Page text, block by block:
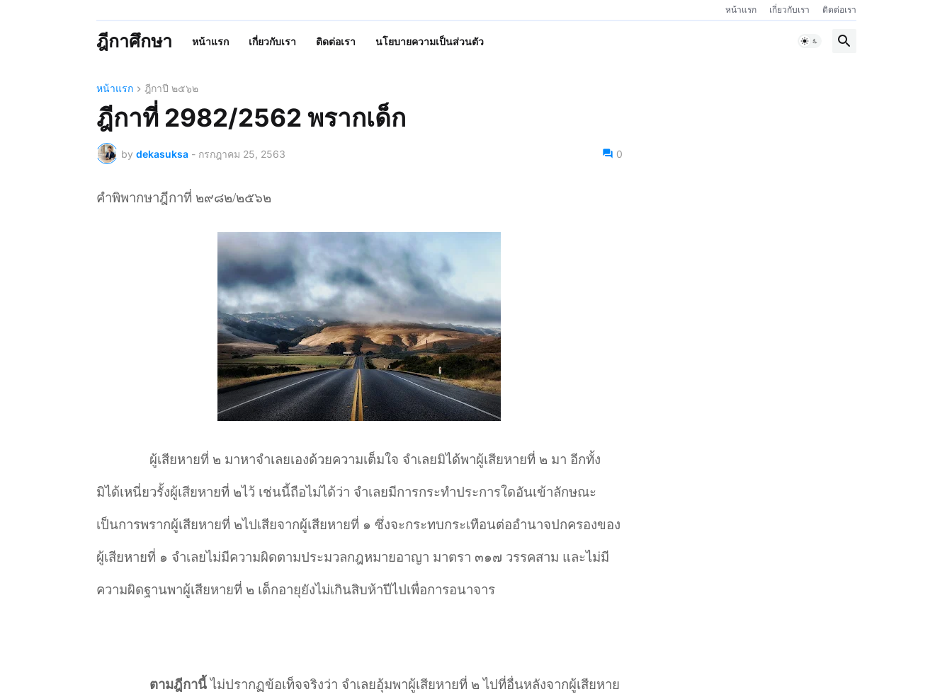
หน้าแรก เกี่ยวกับเรา ติดต่อเรา
ฎีกาศึกษา หน้าแรก เกี่ยวกับเรา ติดต่อเรา นโยบายความเป็นส่วนตัว
หน้าแรก ฎีกาปี ๒๕๖๒
ฎีกาที่ 2982/2562 พรากเด็ก
by dekasuksa - กรกฎาคม 25, 2563 0
คำพิพากษาฎีกาที่ ๒๙๘๒/๒๕๖๒
ผู้เสียหายที่ ๒ มาหาจำเลยเองด้วยความเต็มใจ จำเลยมิได้พาผู้เสียหายที่ ๒ มา อีกทั้ง
มิได้เหนี่ยวรั้งผู้เสียหายที่ ๒ไว้ เช่นนี้ถือไม่ได้ว่า จำเลยมีการกระทำประการใดอันเข้าลักษณะ
เป็นการพรากผู้เสียหายที่ ๒ไปเสียจากผู้เสียหายที่ ๑ ซึ่งจะกระทบกระเทือนต่ออำนาจปกครองของ
ผู้เสียหายที่ ๑ จำเลยไม่มีความผิดตามประมวลกฎหมายอาญา มาตรา ๓๑๗ วรรคสาม และไม่มี
ความผิดฐานพาผู้เสียหายที่ ๒ เด็กอายุยังไม่เกินสิบห้าปีไปเพื่อการอนาจาร
ตามฎีกานี้ไม่ปรากฏข้อเท็จจริงว่า จำเลยอุ้มพาผู้เสียหายที่ ๒ ไปที่อื่นหลังจากผู้เสียหาย